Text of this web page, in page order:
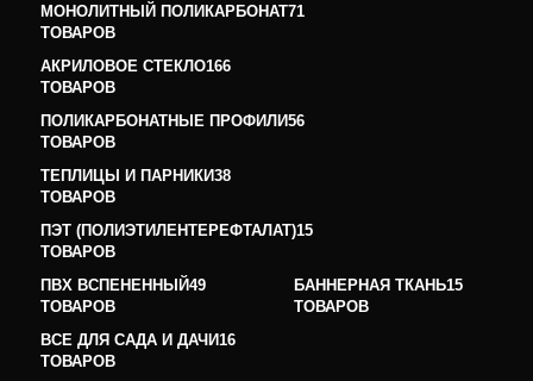
МОНОЛИТНЫЙ ПОЛИКАРБОНАТ71
ТОВАРОВ
АКРИЛОВОЕ СТЕКЛО166
ТОВАРОВ
ПОЛИКАРБОНАТНЫЕ ПРОФИЛИ56
ТОВАРОВ
ТЕПЛИЦЫ И ПАРНИКИ38
ТОВАРОВ
ПЭТ (ПОЛИЭТИЛЕНТЕРЕФТАЛАТ)15
ТОВАРОВ
ПВХ ВСПЕНЕННЫЙ49
ТОВАРОВ
БАННЕРНАЯ ТКАНЬ15
ТОВАРОВ
ВСЕ ДЛЯ САДА И ДАЧИ16
ТОВАРОВ